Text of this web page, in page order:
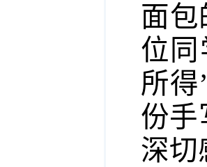
面包
位
所
份手
深切